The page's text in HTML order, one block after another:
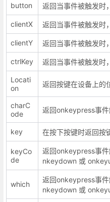
button 返回当事件被触发时
clientX 返回当事件被触发时
clientY 返回当事件被触发时
ctrlKey 返回当事件被触发时
Locati
on
返回按键在设备上的
charC
ode
返回onkeypress事
key 在按下按键时返回按
keyCo
de
返回onkeypress事
nkeydown 或
which
返回onkeypress事
nkeydown 或